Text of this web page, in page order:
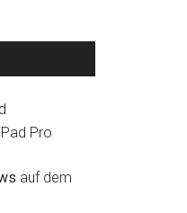
Pro
auf dem